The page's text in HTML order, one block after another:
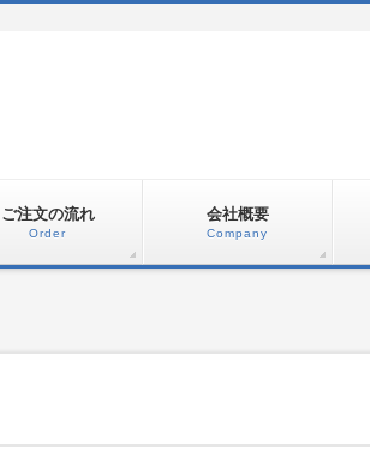
ご注文の流れ
Order
会社概要
Company